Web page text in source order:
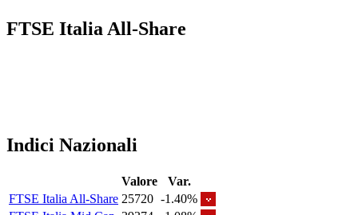
FTSE Italia All-Share
Indici Nazionali
Valore
Var.
FTSE Italia All-Share 25720 -1.40%